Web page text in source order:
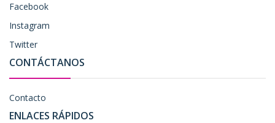
Facebook
Instagram
Twitter
CONTÁCTANOS
Contacto
ENLACES RÁPIDOS